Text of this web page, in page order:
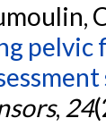
pelvic
, 24